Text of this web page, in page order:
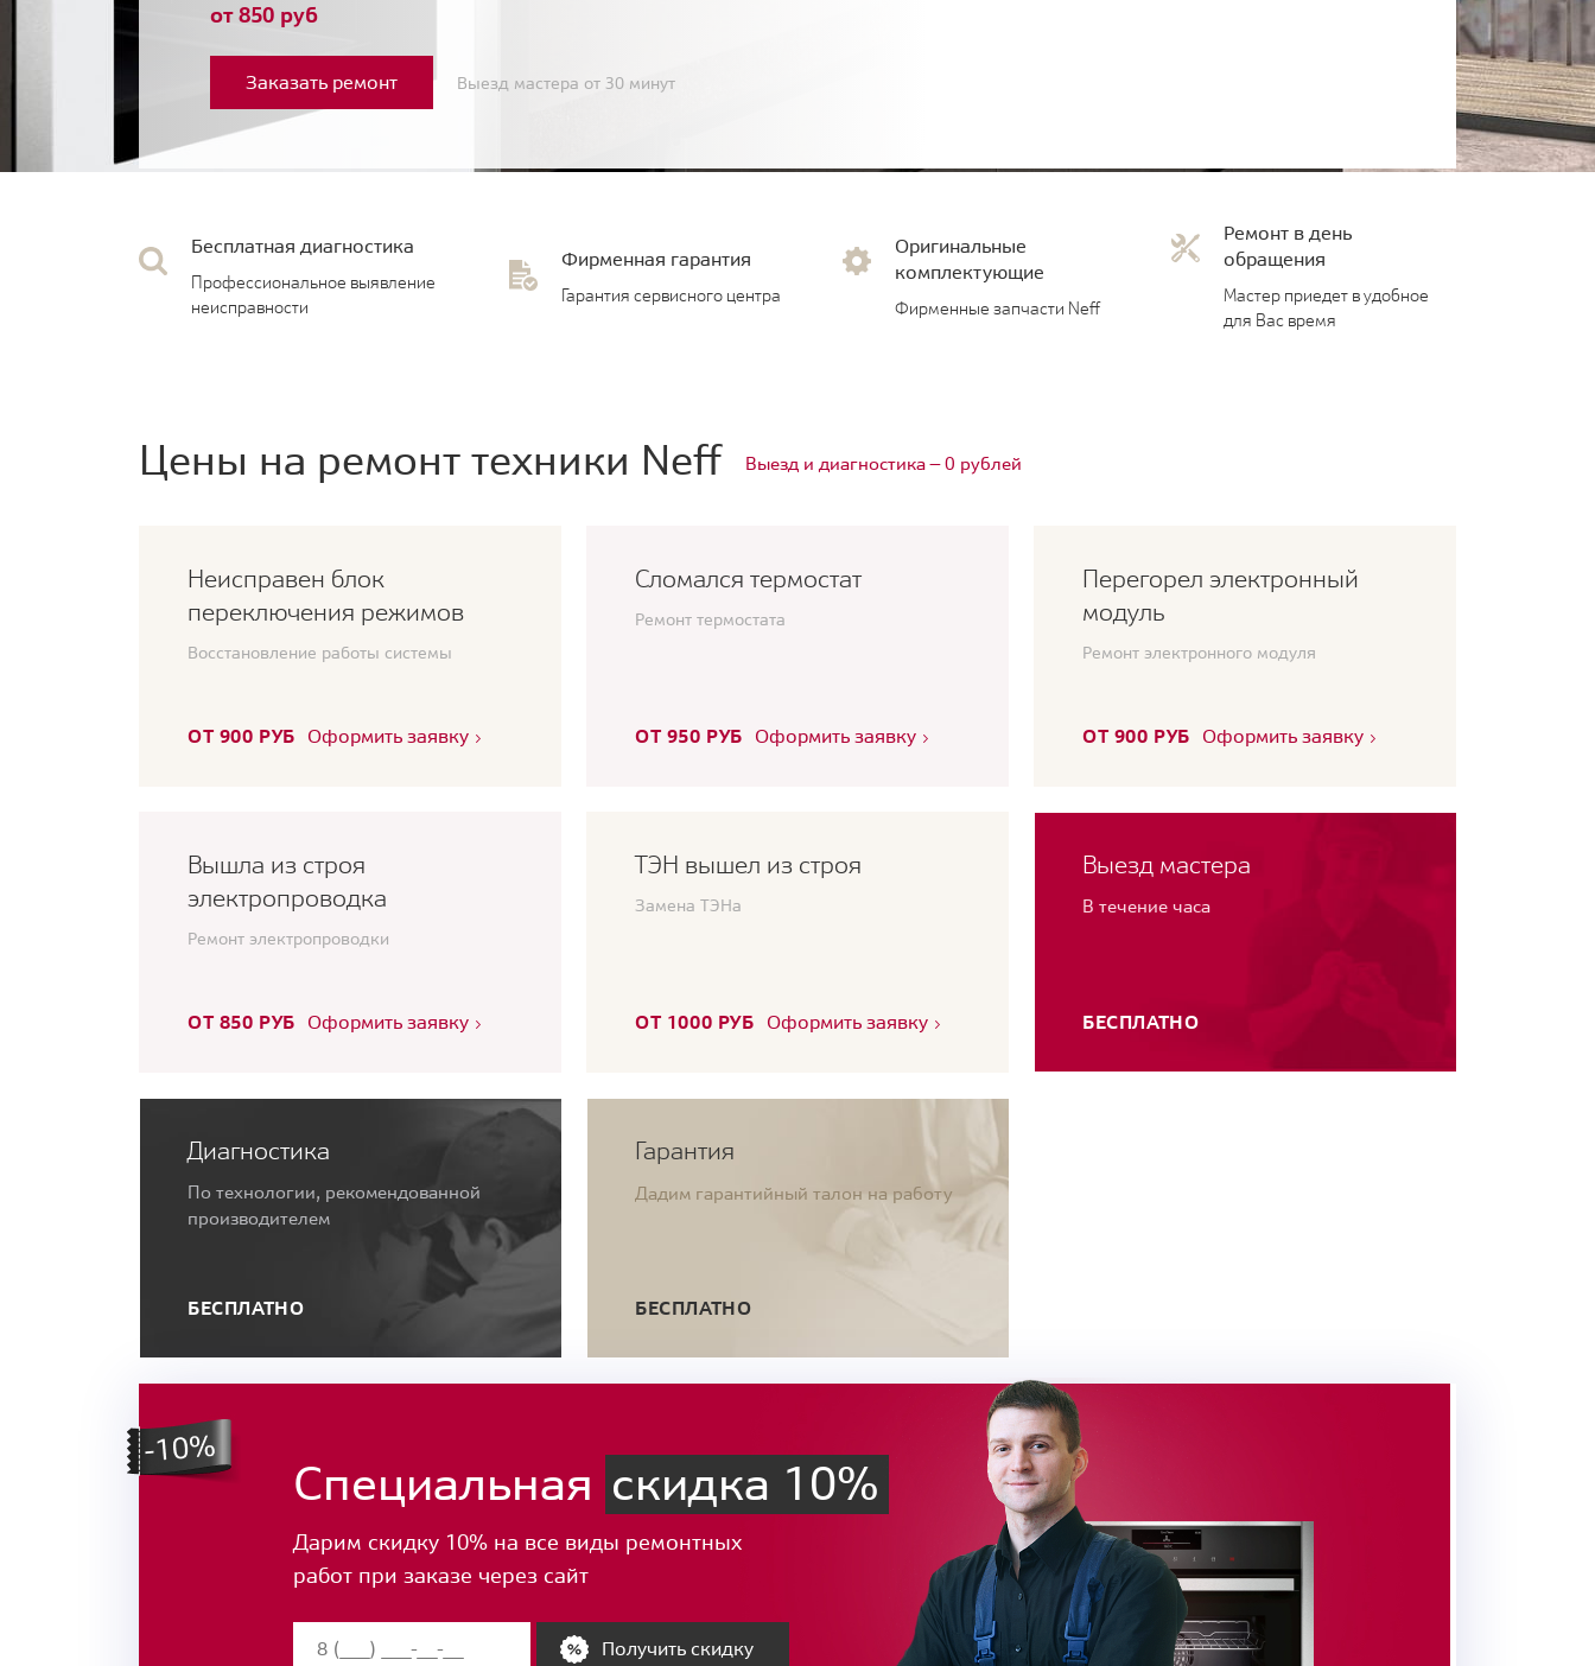
от 850 руб
Заказать ремонт Выезд мастера от 30 минут
Бесплатная диагностика
Профессиональное выявление
неисправности
Фирменная гарантия
Гарантия сервисного центра
Оригинальные
комплектующие
Фирменные запчасти Neff
Ремонт в день
обращения
Мастер приедет в удобное
для Вас время
Цены на ремонт техники Neff Выезд и диагностика — 0 рублей
Неисправен блок
переключения режимов
Восстановление работы системы
ОТ 900 РУБ Оформить заявку
Сломался термостат
Ремонт термостата
ОТ 950 РУБ Оформить заявку
Перегорел электронный
модуль
Ремонт электронного модуля
ОТ 900 РУБ Оформить заявку
Вышла из строя
электропроводка
Ремонт электропроводки
ОТ 850 РУБ Оформить заявку
ТЭН вышел из строя
Замена ТЭНа
ОТ 1000 РУБ Оформить заявку
Выезд мастера
В течение часа
БЕСПЛАТНО
Диагностика
По технологии, рекомендованной
производителем
БЕСПЛАТНО
Гарантия
Дадим гарантийный талон на работу
БЕСПЛАТНО
Специальная скидка 10%
Дарим скидку 10% на все виды ремонтных
работ при заказе через сайт
Получить скидку